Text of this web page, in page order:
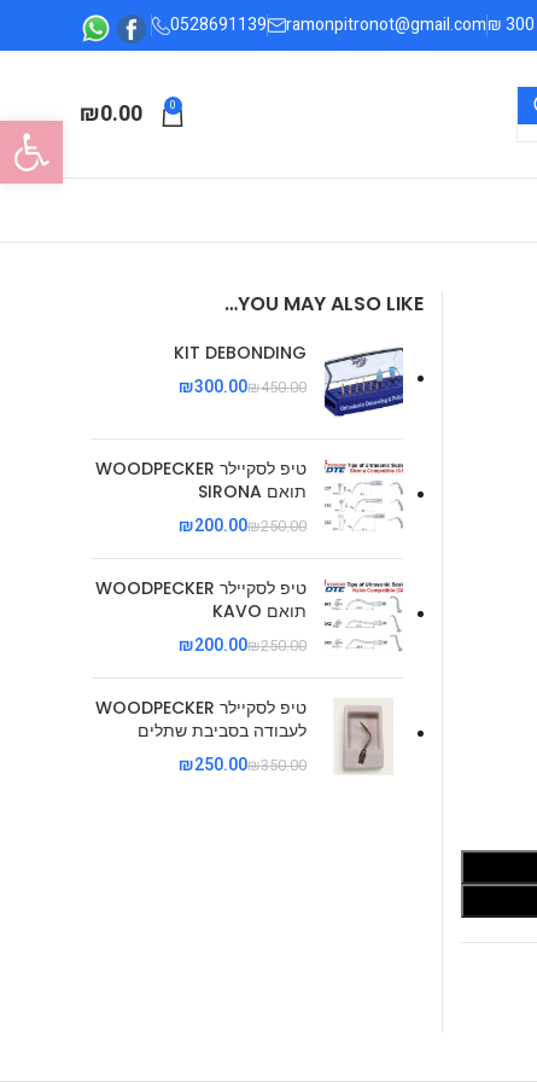
פתח
ramonpitronot@gmail.com
0528691139
0
₪0.00
YOU MAY ALSO LIKE…
KIT DEBONDING
₪450.00
₪300.00
טיפ לסקיילר WOODPECKER
תואם SIRONA
₪250.00
₪200.00
טיפ לסקיילר WOODPECKER
תואם KAVO
₪250.00
₪200.00
טיפ לסקיילר WOODPECKER
לעבודה בסביבת שתלים
₪350.00
₪250.00